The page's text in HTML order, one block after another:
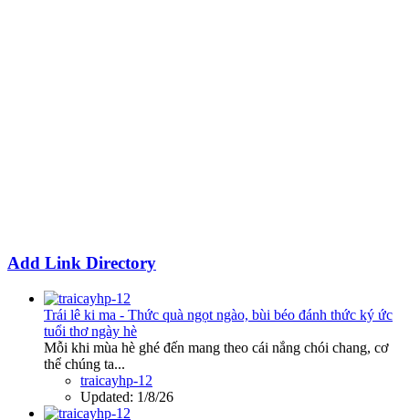
Add Link Directory
Trái lê ki ma - Thức quà ngọt ngào, bùi béo đánh thức ký ức
tuổi thơ ngày hè
Mỗi khi mùa hè ghé đến mang theo cái nắng chói chang, cơ
thể chúng ta...
traicayhp-12
Updated: 1/8/26